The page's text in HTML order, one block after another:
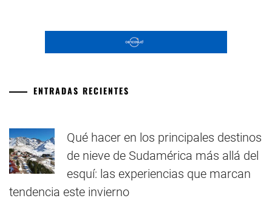
ENTRADAS RECIENTES
Qué hacer en los principales destinos
de nieve de Sudamérica más allá del
esquí: las experiencias que marcan
tendencia este invierno